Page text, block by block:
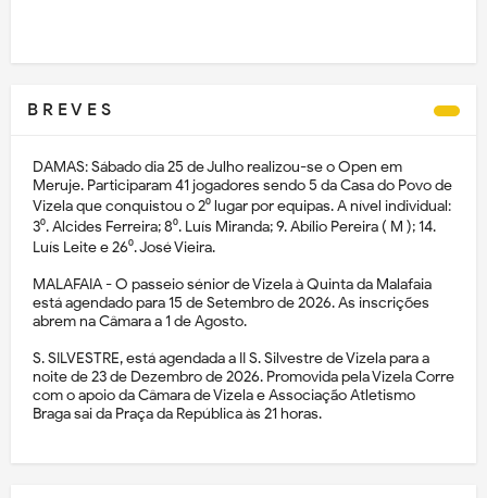
B R E V E S
DAMAS: Sábado dia 25 de Julho realizou-se o Open em
Meruje. Participaram 41 jogadores sendo 5 da Casa do Povo de
Vizela que conquistou o 2⁰ lugar por equipas. A nível individual:
3⁰. Alcides Ferreira; 8⁰. Luís Miranda; 9. Abílio Pereira ( M ); 14.
Luís Leite e 26⁰. José Vieira.
MALAFAIA - O passeio sénior de Vizela à Quinta da Malafaia
está agendado para 15 de Setembro de 2026. As inscrições
abrem na Câmara a 1 de Agosto.
S. SILVESTRE, está agendada a II S. Silvestre de Vizela para a
noite de 23 de Dezembro de 2026. Promovida pela Vizela Corre
com o apoio da Câmara de Vizela e Associação Atletismo
Braga sai da Praça da República às 21 horas.